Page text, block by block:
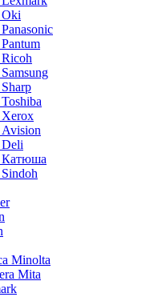
Катюша
Minolta
Mita